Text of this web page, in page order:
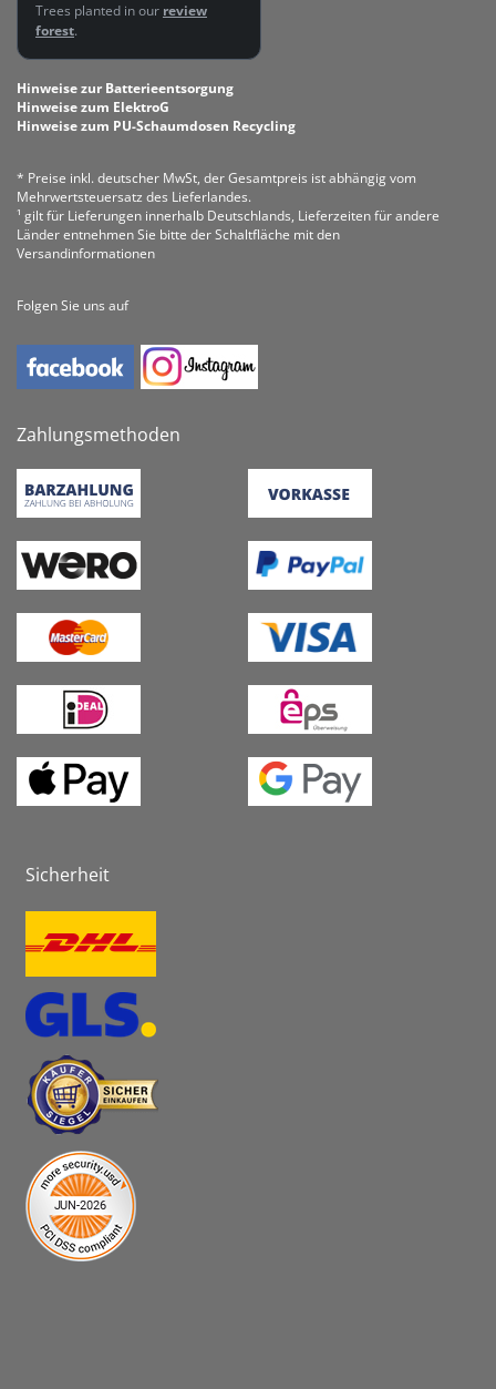
Trees planted in our review
forest.
Hinweise zur Batterieentsorgung
Hinweise zum ElektroG
Hinweise zum PU-Schaumdosen Recycling
* Preise inkl. deutscher MwSt, der Gesamtpreis ist abhängig vom
Mehrwertsteuersatz des Lieferlandes.
¹ gilt für Lieferungen innerhalb Deutschlands, Lieferzeiten für andere
Länder entnehmen Sie bitte der Schaltfläche mit den
Versandinformationen
Folgen Sie uns auf
Zahlungsmethoden
Sicherheit